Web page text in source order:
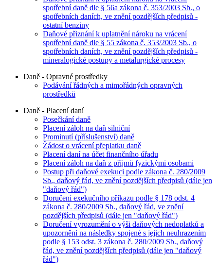
spotřební daně dle § 56a zákona č. 353/2003 Sb., o
spotřebních daních, ve znění pozdějších předpisů -
ostatní benziny
Daňové přiznání k uplatnění nároku na vrácení
spotřební daně dle § 55 zákona č. 353/2003 Sb., o
spotřebních daních, ve znění pozdějších předpisů -
mineralogické postupy a metalurgické procesy
Daně - Opravné prostředky
Podávání řádných a mimořádných opravných
prostředků
Daně - Placení daní
Posečkání daně
Placení záloh na daň silniční
Prominutí (příslušenství) daně
Žádost o vrácení přeplatku daně
Placení daní na účet finančního úřadu
Placení záloh na daň z příjmů fyzickými osobami
Postup při daňové exekuci podle zákona č. 280/2009
Sb., daňový řád, ve znění pozdějších předpisů (dále jen
"daňový řád")
Doručení exekučního příkazu podle § 178 odst. 4
zákona č. 280/2009 Sb., daňový řád, ve znění
pozdějších předpisů (dále jen "daňový řád")
Doručení vyrozumění o výši daňových nedoplatků a
upozornění na následky spojené s jejich neuhrazením
podle § 153 odst. 3 zákona č. 280/2009 Sb., daňový
řád, ve znění pozdějších předpisů (dále jen "daňový
řád")